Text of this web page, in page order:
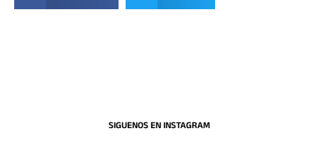
SIGUENOS EN INSTAGRAM